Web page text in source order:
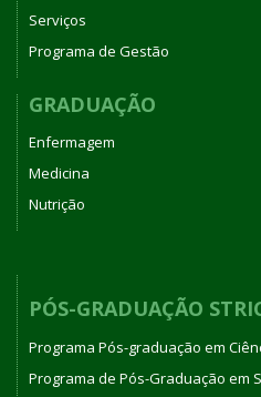
Serviços
Programa de Gestão
GRADUAÇÃO
Enfermagem
Medicina
Nutrição
PÓS-GRADUAÇÃO
Programa Pós-graduação em
Programa de Pós-Graduação em